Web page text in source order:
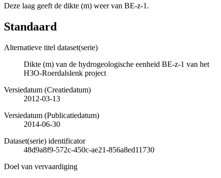
Deze laag geeft de dikte (m) weer van BE-z-1.
Standaard
Alternatieve titel dataset(serie)
Dikte (m) van de hydrogeologische eenheid BE-z-1 van het
H3O-Roerdalslenk project
Versiedatum (Creatiedatum)
2012-03-13
Versiedatum (Publicatiedatum)
2014-06-30
Dataset(serie) identificator
48d9a8f9-572c-450c-ae21-856a8ed11730
Doel van vervaardiging